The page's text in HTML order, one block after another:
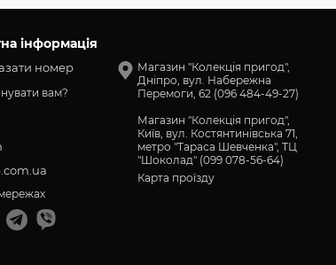
інформація
номер
вам?
Магазин "Колекція пригод",
Дніпро, вул. Набережна
Перемоги, 62 (096 484-49-27)
Магазин "Колекція пригод",
Київ, вул. Костянтинівська 71,
метро "Тараса Шевченка", ТЦ
"Шоколад" (099 078-56-64)
Карта проїзду